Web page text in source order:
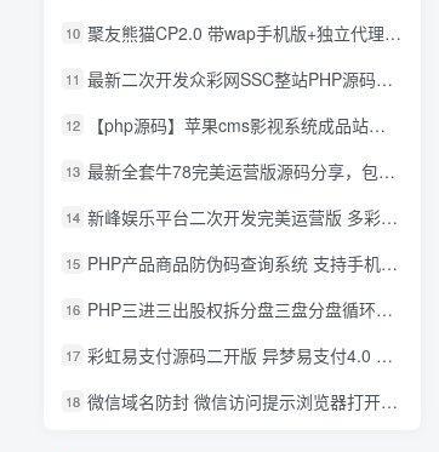
10 聚友熊猫CP2.0 带wap手机版+独立代理后台+整站打包全开源
11 最新二次开发众彩网SSC整站PHP源码+WAP手机版+KJ采集器+集成云端在线充值
12 【php源码】苹果cms影视系统成品站打包+电影先生6.1.1模板优化版+15W+数据
13 最新全套牛78完美运营版源码分享，包含了资源组件+脚本程序
14 新峰娱乐平台二次开发完美运营版 多彩种多玩法 代理分红+积分兑换
15 PHP产品商品防伪码查询系统 支持手机防假验证网站建设 防伪码自动生成 批量导入
16 PHP三进三出股权拆分盘三盘分盘循环拆分系统源码
17 彩虹易支付源码二开版 异梦易支付4.0 可对接官方/易支付/码支付 去除后门 美化用户中心
18 微信域名防封 微信访问提示浏览器打开 非微信访问直接打开预防域名被封域名被封包换服务